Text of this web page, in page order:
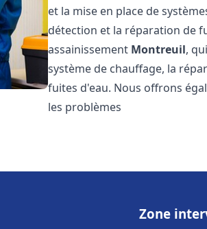
et la mise en place de
détection et la réparation de
assainissement Montreuil,
système de chauffage, la
fuites d'eau. Nous offrons
les problèmes
Zone